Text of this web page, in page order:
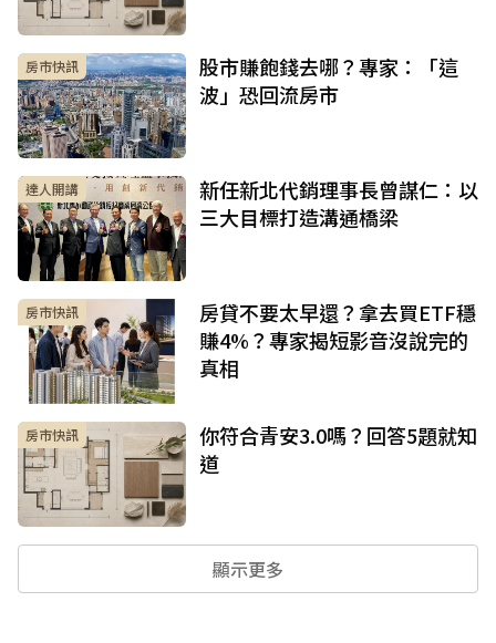
房市快訊
股市賺飽錢去哪？專家：「這
波」恐回流房市
達人開講
新任新北代銷理事長曾謀仁：以
三大目標打造溝通橋梁
房市快訊
房貸不要太早還？拿去買ETF穩
賺4%？專家揭短影音沒說完的
真相
房市快訊
你符合青安3.0嗎？回答5題就知
道
顯示更多